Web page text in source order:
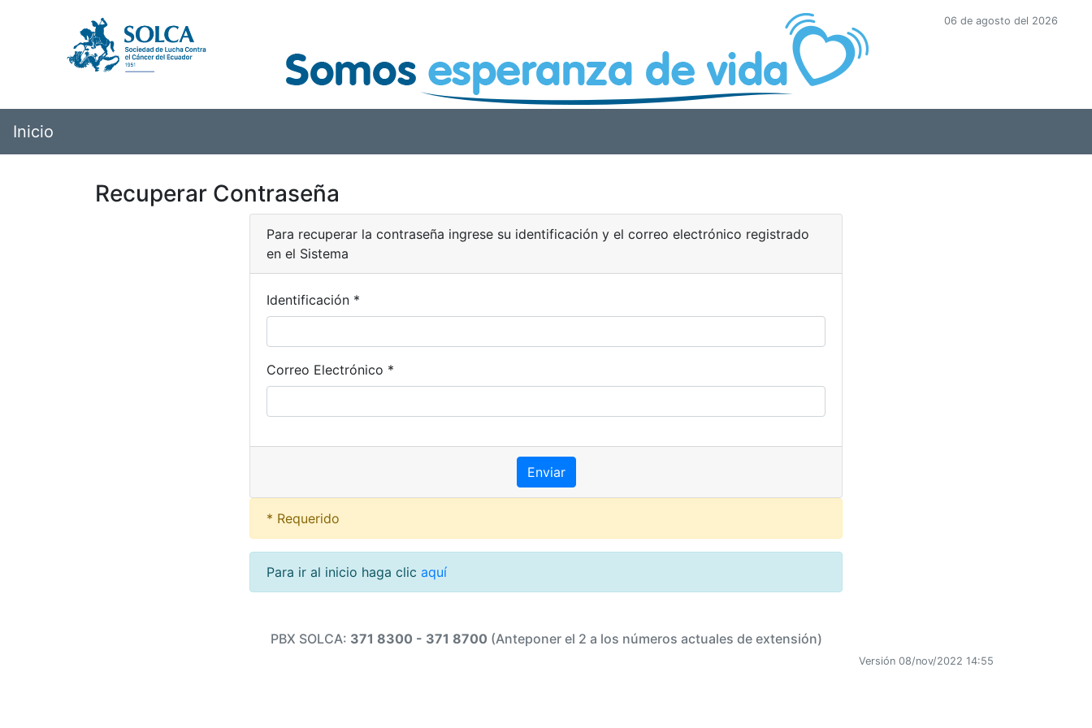
06 de agosto del 2026
Inicio
Recuperar Contraseña
Para recuperar la contraseña ingrese su identificación y el correo electrónico registrado
en el Sistema
Identificación *
Correo Electrónico *
* Requerido
Para ir al inicio haga clic aquí
PBX SOLCA: 371 8300 - 371 8700 (Anteponer el 2 a los números actuales de extensión)
Versión 08/nov/2022 14:55